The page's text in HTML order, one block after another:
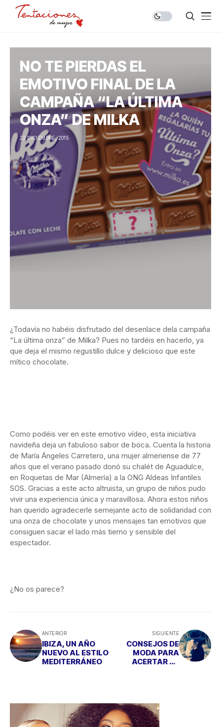
NO TE PIERDAS EL
EMOTIVO FINAL DE LA
CAMPAÑA “LA ÚLTIMA
ONZA” DE MILKA
22 DICIEMBRE, 2015
¿Todavía no habéis disfrutado del desenlace dela campaña
“La última onza” de Milka? Pues no tardéis en hacerlo, ya
que deja el mismo regustillo dulce y delicioso que este
mítico chocolate.
Como podéis ver en este emotivo vídeo, esta iniciativa
navideña deja un fabuloso sabor de boca. Cuenta la historia
de María Ángeles Carretero, una mujer almeriense de 77
años que el verano pasado donó su chalét de Aguadulce,
en Roquetas de Mar (Almería) a la ONG Aldeas Infantiles
SOS. Gracias a este acto altruista, un grupo de niños pudo
vivir una experiencia única y maravillosa. Ahora estos niños
han querido agradecerle semejante acto de solidaridad con
una onza de chocolate y unos mensajes tan emotivos que
consiguen sacar el lado más tierno y sensible del
espectador.
¿No os parece?
ANTERIOR
IBIZA, UN AÑO
NUEVO AL ESTILO
MEDITERRÁNEO
SIGUIENTE
CONSEJOS DE
MODA PARA
ACERTAR EN